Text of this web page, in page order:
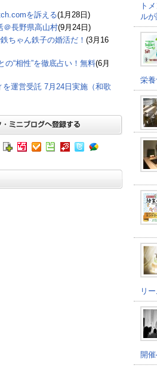
を訴える(1月28日)
＠長野県高山村(9月24日)
ちゃん鉄子の婚活だ！ (3月16
の“相性”を徹底占い！無料(6月
運営受託 7月24日実施（和歌
ト
ルが
栄
リ
開